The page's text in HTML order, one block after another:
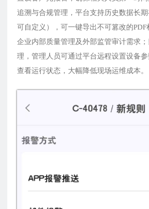
追溯与合规管理，平台支持历史数据长
可自定义），可一键导出不可篡改的PDF
企业内部质量管理及外部监管审计需求
理，管理人员可通过平台远程设置设备参
查看运行状态，大幅降低现场运维成本。